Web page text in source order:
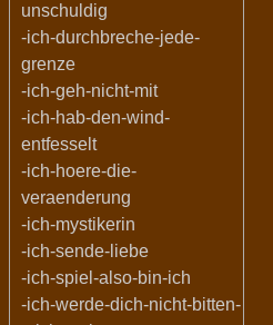
unschuldig
-ich-durchbreche-jede-
grenze
-ich-geh-nicht-mit
-ich-hab-den-wind-
entfesselt
-ich-hoere-die-
veraenderung
-ich-mystikerin
-ich-sende-liebe
-ich-spiel-also-bin-ich
-ich-werde-dich-nicht-bitten-